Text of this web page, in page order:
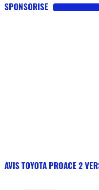
SPONSORISE
AVIS TOYOTA PROACE 2